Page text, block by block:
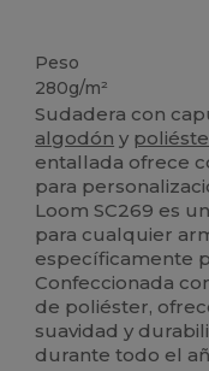
Peso
280g/m²
Sudadera con
algodón y
entallada ofrece
para
Loom SC269 es
para cualquier
específicamente
Confeccionada
de poliéster,
suavidad y
durante todo el